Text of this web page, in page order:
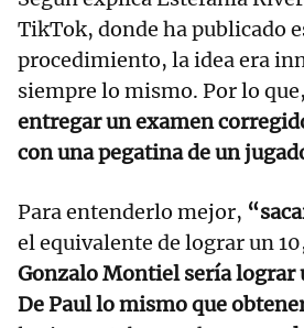
TikTok, donde ha publicado
procedimiento, la idea era
siempre lo mismo. Por lo que,
entregar un examen
con una pegatina de un
Para entenderlo mejor,
el equivalente de lograr un
Gonzalo Montiel sería lograr
De Paul lo mismo que